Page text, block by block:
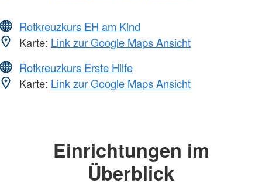
Rotkreuzkurs EH am Kind
Karte: Link zur Google Maps Ansicht
Rotkreuzkurs Erste Hilfe
Karte: Link zur Google Maps Ansicht
Einrichtungen im
Überblick